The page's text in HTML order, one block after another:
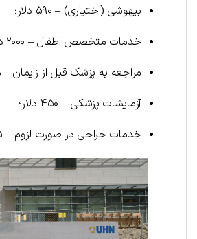
بیهوشی (اختیاری) – ۵۹۰ دلار؛
خدمات متخصص اطفال – ۲۰۰۰ دلار؛
مراجعه به پزشک قبل از زایمان – ۱۱۸ دلار;
آزمایشات پزشکی – ۴۵۰ دلار؛
خدمات جراحی در صورت لزوم – ۳۹۵ دلار.